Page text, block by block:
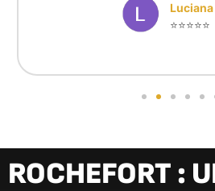
Luciana
⭐⭐⭐⭐⭐
ROCHEFORT :